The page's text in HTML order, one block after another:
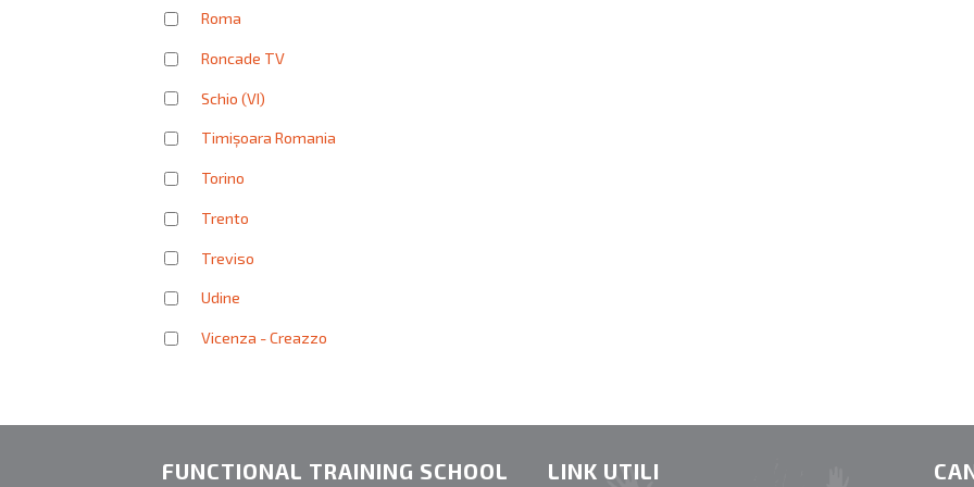
Roma
Roncade TV
Schio (VI)
Timișoara Romania
Torino
Trento
Treviso
Udine
Vicenza - Creazzo
FUNCTIONAL TRAINING SCHOOL LINK UTILI